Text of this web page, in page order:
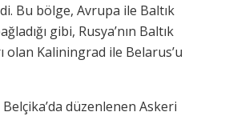
Bu bölge, Avrupa ile Baltık
gibi, Rusya’nın Baltık
olan Kaliningrad ile Belarus’u
düzenlenen Askeri